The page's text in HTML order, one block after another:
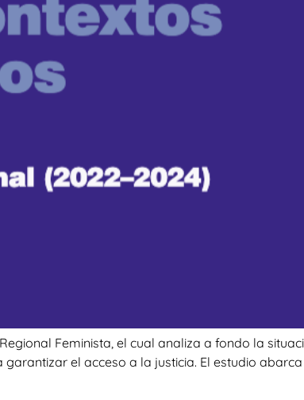
Feminista, el cual analiza a fondo la
el acceso a la justicia. El estudio abarca